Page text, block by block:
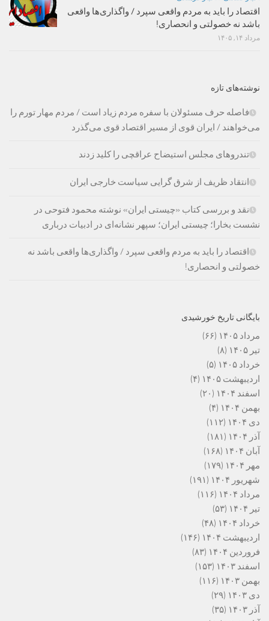
اقتصاد را باید به مردم واقعی سپرد / واگذاری‌ها واقعی
باشد نه خصولتی و انحصاری!
مرداد ۱۴, ۱۴۰۵
نوشته‌های تازه
فاصله حرف مسئولان با سفره مردم زیاد است / مردم مهار تورم را
می‌خواهند / ایران قوی از مسیر اقتصاد قوی می‌گذرد
تندروهای مجلس استیضاح عراقچی را کلید زدند
انتقاد ظریف از شرق گرایی سیاست خارجی ایران
نقد و بررسی کتاب «چیستی ایران» نوشته محمود فتوحی در
نشست بخارا؛ چیستی ایران؛ سپهر نشانه‌ای در ادبیات درباری
اقتصاد را باید به مردم واقعی سپرد / واگذاری‌ها واقعی باشد نه
خصولتی و انحصاری!
بایگانی تاریخ خورشیدی
مرداد ۱۴۰۵
(۶۶)
تیر ۱۴۰۵
(۸)
خرداد ۱۴۰۵
(۵)
اردیبهشت ۱۴۰۵
(۴)
اسفند ۱۴۰۴
(۲۰)
بهمن ۱۴۰۴
(۴)
دی ۱۴۰۴
(۱۱۲)
آذر ۱۴۰۴
(۱۸۱)
آبان ۱۴۰۴
(۱۶۸)
مهر ۱۴۰۴
(۱۷۹)
شهریور ۱۴۰۴
(۱۹۱)
مرداد ۱۴۰۴
(۱۱۶)
تیر ۱۴۰۴
(۵۳)
خرداد ۱۴۰۴
(۴۸)
اردیبهشت ۱۴۰۴
(۱۴۶)
فروردین ۱۴۰۴
(۸۳)
اسفند ۱۴۰۳
(۱۵۳)
بهمن ۱۴۰۳
(۱۱۶)
دی ۱۴۰۳
(۲۹)
آذر ۱۴۰۳
(۳۵)